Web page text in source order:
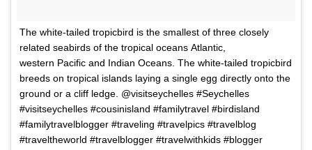
The white-tailed tropicbird is the smallest of three closely
related seabirds of the tropical oceans Atlantic,
western Pacific and Indian Oceans. The white-tailed tropicbird
breeds on tropical islands laying a single egg directly onto the
ground or a cliff ledge. @visitseychelles #Seychelles
#visitseychelles #cousinisland #familytravel #birdisland
#familytravelblogger #traveling #travelpics #travelblog
#traveltheworld #travelblogger #travelwithkids #blogger